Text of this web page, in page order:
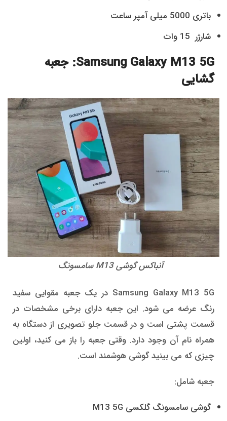
باتری 5000 میلی آمپر ساعت
شارژر 15 وات
Samsung Galaxy M13 5G: جعبه
گشایی
آنباکس گوشی M13 سامسونگ
Samsung Galaxy M13 5G در یک جعبه مقوایی سفید
رنگ عرضه می شود. این جعبه دارای برخی مشخصات در
قسمت پشتی است و در قسمت جلو تصویری از دستگاه به
همراه نام آن وجود دارد. وقتی جعبه را باز می کنید، اولین
چیزی که می بینید گوشی هوشمند است.
جعبه شامل:
گوشی سامسونگ گلکسی M13 5G